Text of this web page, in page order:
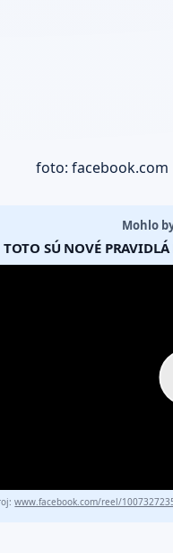
foto: facebook.com
Mohlo
TOTO SÚ NOVÉ PRAVIDLÁ
www.facebook.com/reel/